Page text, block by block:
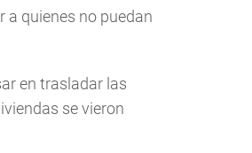
a quienes no puedan
en trasladar las
se vieron